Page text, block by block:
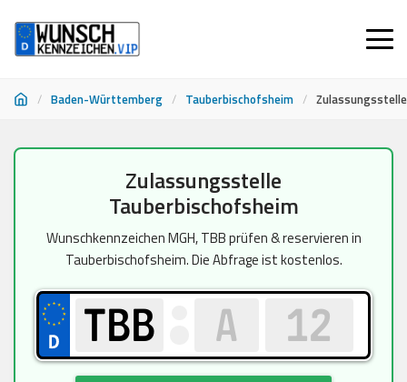
/ Baden-Württemberg / Tauberbischofsheim /
Zulassungsstelle
Tauberbischofsheim
Wunschkennzeichen MGH, TBB prüfen & reservieren in
Tauberbischofsheim. Die Abfrage ist kostenlos.